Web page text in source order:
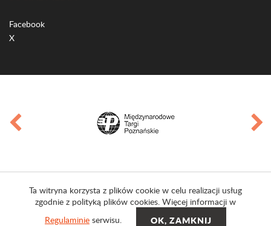
Facebook
X
Ta witryna korzysta z plików cookie w celu realizacji usług
zgodnie z polityką plików cookies. Więcej informacji w
Regulaminie serwisu.